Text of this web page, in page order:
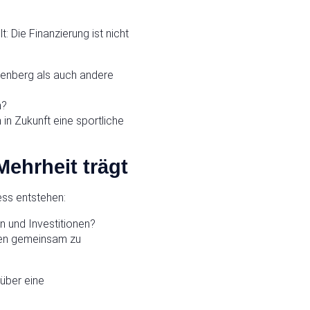
Die Finanzierung ist nicht
als auch andere
Zukunft eine sportliche
trägt
entstehen:
und Investitionen?
gemeinsam zu
eine